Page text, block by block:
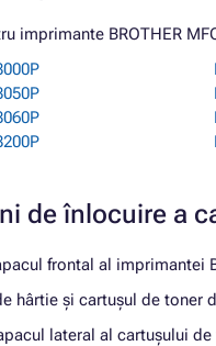
imprimante BROTHER
de înlocuire a
frontal al imprimantei
hârtie și cartușul de toner
lateral al cartușului de